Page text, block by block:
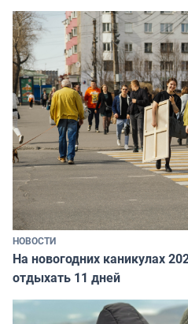
НОВОСТИ
На новогодних каникулах
отдыхать 11 дней